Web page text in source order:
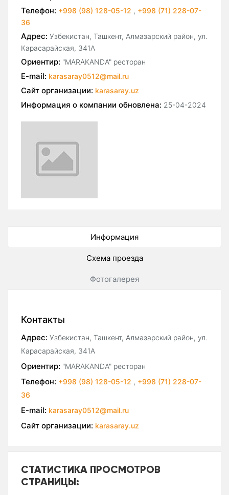
Телефон: +998 (98) 128-05-12 , +998 (71) 228-07-
36
Адрес: Узбекистан, Ташкент, Алмазарский район, ул.
Карасарайская, 341А
Ориентир: "MARAKANDA" ресторан
E-mail: karasaray0512@mail.ru
Сайт организации: karasaray.uz
Информация о компании обновлена: 25-04-2024
Информация
Схема проезда
Фотогалерея
Контакты
Адрес: Узбекистан, Ташкент, Алмазарский район, ул.
Карасарайская, 341А
Ориентир: "MARAKANDA" ресторан
Телефон: +998 (98) 128-05-12 , +998 (71) 228-07-
36
E-mail: karasaray0512@mail.ru
Сайт организации: karasaray.uz
СТАТИСТИКА ПРОСМОТРОВ
СТРАНИЦЫ: